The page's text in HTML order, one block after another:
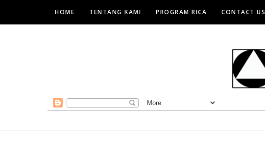
HOME TENTANG KAMI PROGRAM RICA CONTACT US